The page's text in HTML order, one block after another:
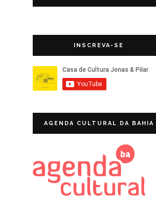
INSCREVA-SE
AGENDA CULTURAL DA BAHIA